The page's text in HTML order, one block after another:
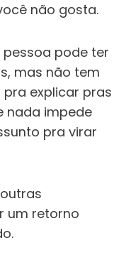
não gosta.
pessoa pode ter
mas não tem
explicar pras
nada impede
pra virar
um retorno